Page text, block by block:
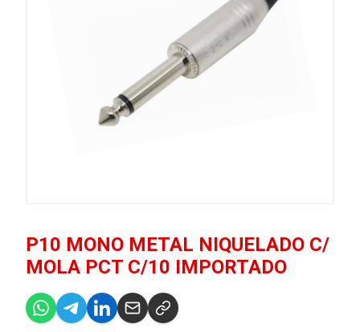
P10 MONO METAL NIQUELADO C/
MOLA PCT C/10 IMPORTADO